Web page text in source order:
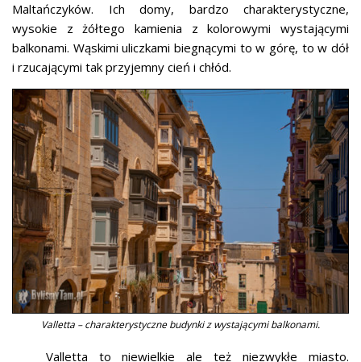
Maltańczyków. Ich domy, bardzo charakterystyczne,
wysokie z żółtego kamienia z kolorowymi wystającymi
balkonami. Wąskimi uliczkami biegnącymi to w górę, to w dół
i rzucającymi tak przyjemny cień i chłód.
Valletta – charakterystyczne budynki z wystającymi balkonami.
Valletta to niewielkie ale też niezwykłe miasto.